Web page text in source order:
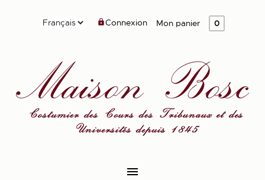

Connexion Mon panier 0